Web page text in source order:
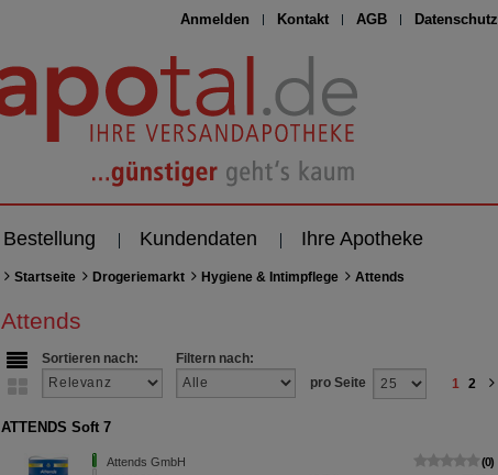
Anmelden Kontakt AGB Datenschutz
Bestellung Kundendaten Ihre Apotheke
Startseite Drogeriemarkt Hygiene & Intimpflege Attends
Attends
Sortieren nach:
Filtern nach:
pro Seite
1 2
ATTENDS Soft 7
Attends GmbH
0